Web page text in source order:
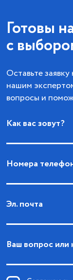
Готовы
с
Оставьте заявку
нашим
вопросы и
Как вас зовут?
Номера
Эл. почта
Ваш вопрос или